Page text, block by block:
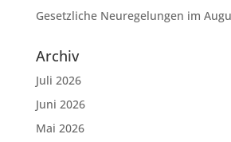
Gesetzliche Neuregelungen im
Archiv
Juli 2026
Juni 2026
Mai 2026